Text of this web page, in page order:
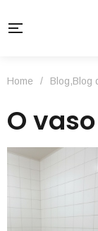
Home / Blog,Blog
O